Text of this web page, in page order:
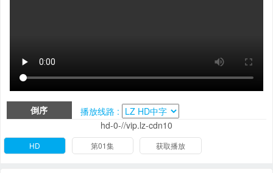
倒序
播放线路 :
hd-0-//vip.lz-cdn10
HD 第01集 获取播放